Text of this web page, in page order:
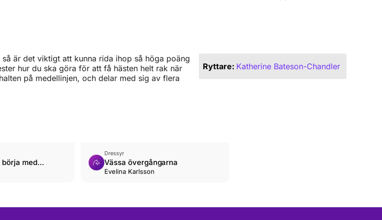
är det viktigt att kunna rida ihop så höga poäng
hur du ska göra för att få hästen helt rak när
på medellinjen, och delar med sig av flera
Ryttare: Katherine Bateson-Chandler
med
Dressyr
Vässa övergångarna
Evelina Karlsson